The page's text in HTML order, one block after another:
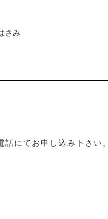
さみ
にてお申し込み下さい。